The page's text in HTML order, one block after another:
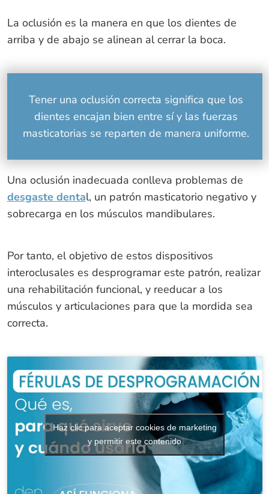
La oclusión es la manera en que los dientes de
arriba y de abajo se alinean al cerrar la boca.
Tener una oclusión correcta significa que los
dientes encajan bien entre sí y las fuerzas
masticatorias se reparten de manera uniforme.
Una oclusión inadecuada conlleva problemas de
desgaste dental, un patrón masticatorio negativo y
sobrecarga en los músculos mandibulares.
Por tanto, el objetivo de estos dispositivos
interoclusales es desprogramar este patrón, realizar
una rehabilitación funcional, y reeducar a los
músculos y articulaciones para que la mordida sea
correcta.
Haz clic para aceptar cookies de marketing
y permitir este contenido